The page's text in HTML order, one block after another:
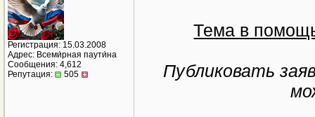
Регистрация: 15.03.2008
Адрес: Всеми́рная паути́на
Сообщения: 4,612
Репутация:
505
Тема в
Публиковать